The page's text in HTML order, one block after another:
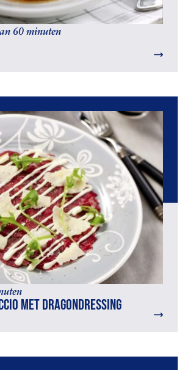
60 minuten
met dragondressing